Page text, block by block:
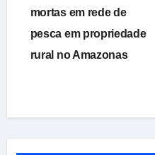
de
Post
mortas em rede de
pesca em propriedade
rural no Amazonas